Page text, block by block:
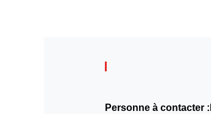
Personne à contacter :